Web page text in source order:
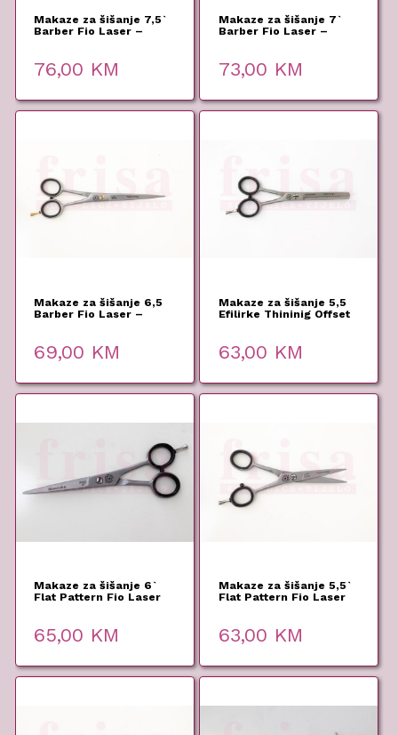
Makaze za šišanje 7,5`
Barber Fio Laser –
76,00 KM
Makaze za šišanje 7`
Barber Fio Laser –
73,00 KM
Makaze za šišanje 6,5
Barber Fio Laser –
69,00 KM
Makaze za šišanje 5,5
Efilirke Thininig Offset
63,00 KM
Makaze za šišanje 6`
Flat Pattern Fio Laser
65,00 KM
Makaze za šišanje 5,5`
Flat Pattern Fio Laser
63,00 KM